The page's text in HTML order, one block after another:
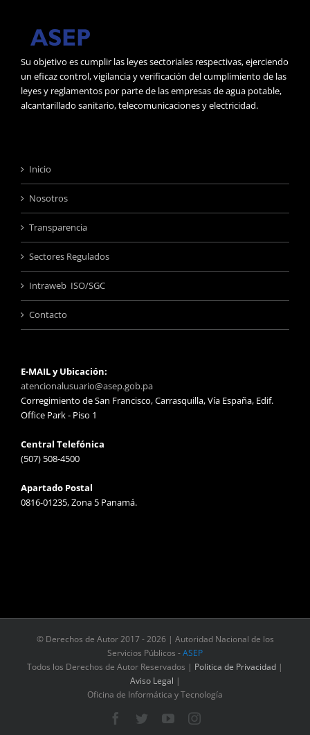
Su objetivo es cumplir las leyes sectoriales respectivas, ejerciendo
un eficaz control, vigilancia y verificación del cumplimiento de las
leyes y reglamentos por parte de las empresas de agua potable,
alcantarillado sanitario, telecomunicaciones y electricidad.
Inicio
Nosotros
Transparencia
Sectores Regulados
Intraweb ISO/SGC
Contacto
E-MAIL y Ubicación:
atencionalusuario@asep.gob.pa
Corregimiento de San Francisco, Carrasquilla, Vía España, Edif.
Office Park - Piso 1
Central Telefónica
(507) 508-4500
Apartado Postal
0816-01235, Zona 5 Panamá.
© Derechos de Autor 2017 -2026 | Autoridad Nacional de los
Servicios Públicos -ASEP
Todos los Derechos de Autor Reservados | Politica de Privacidad |
Aviso Legal |
Oficina de Informática y Tecnología
Facebook
TwitterYouTubeInstagram